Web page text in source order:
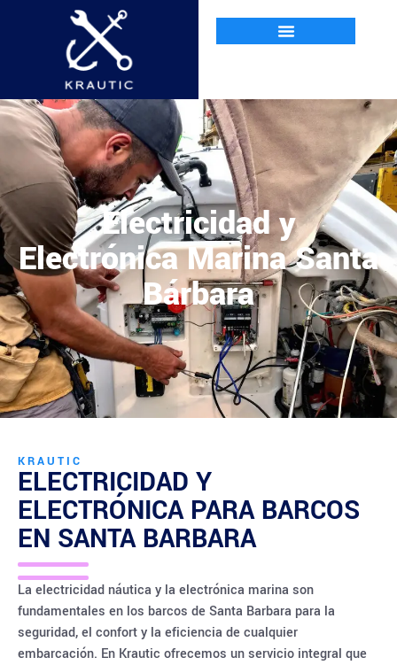
Electricidad y
Electrónica Marina Santa
Bárbara
KRAUTIC
ELECTRICIDAD Y
ELECTRÓNICA PARA BARCOS
EN SANTA BARBARA
La electricidad náutica y la electrónica marina son
fundamentales en los barcos de Santa Barbara para la
seguridad, el confort y la eficiencia de cualquier
embarcación. En Krautic ofrecemos un servicio integral que